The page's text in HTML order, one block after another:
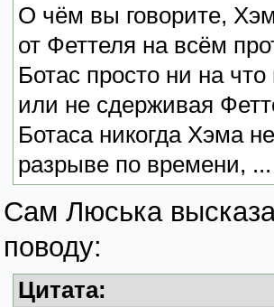
О чём вы говорите,
от Феттеля на всём
Ботас просто ни на
или не сдерживая
Ботаса никогда Хэма
разрыве по времени, ...
Сам Люська
поводу:
Цитата: